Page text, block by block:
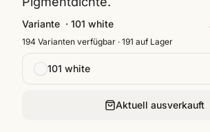
Variante · 101 white
194 Varianten verfügbar · 191 auf Lager
101 white
Aktuell ausverkauft